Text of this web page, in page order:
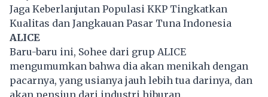
Jaga Keberlanjutan Populasi KKP Tingkatkan
Kualitas dan Jangkauan Pasar Tuna Indonesia
ALICE
Baru-baru ini, Sohee dari grup ALICE
mengumumkan bahwa dia akan menikah dengan
pacarnya, yang usianya jauh lebih tua darinya, dan
akan pensiun dari industri hiburan.